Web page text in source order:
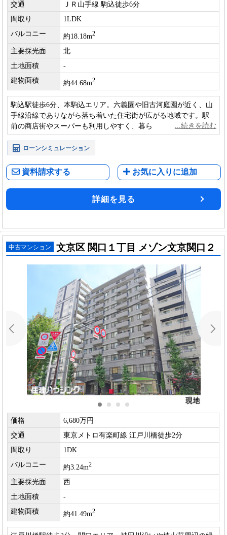
交通
ＪＲ山手線 駒込徒歩6分
間取り
1LDK
バルコニー
約18.18m2
主要採光面
北
土地面積
-
建物面積
約44.68m2
駒込駅徒歩6分、本駒込エリア。六義園や旧古河庭園が近く、山
手線沿線でありながら落ち着いた住宅街が広がる地域です。駅
前の商店街やスーパーも利用しやすく、暮らしやすさを感じら
れる立地です。
ローンシミュレーション
資料請求する お気に入りに追加
詳細を見る
中古マンション 文京区 関口１丁目 メゾン文京関口２
価格
6,680万円
交通
東京メトロ有楽町線 江戸川橋徒歩2分
間取り
1DK
バルコニー
約3.24m2
主要採光面
西
土地面積
-
建物面積
約41.49m2